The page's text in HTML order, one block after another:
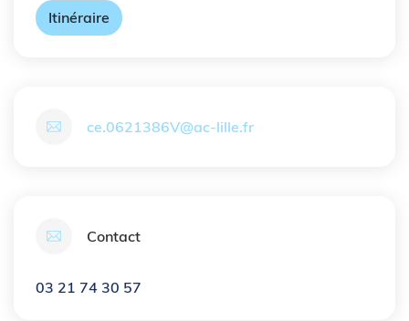
Itinéraire
ce.0621386V@ac-lille.fr
Contact
03 21 74 30 57